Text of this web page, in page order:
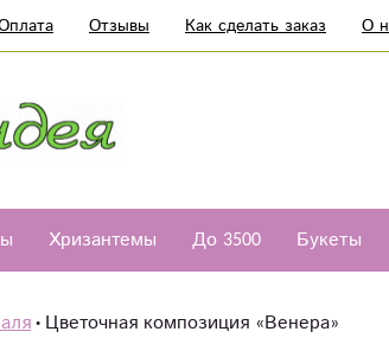
Отзывы Как сделать заказ О
Хризантемы До 3500 Букеты
Цветочная композиция «Венера»